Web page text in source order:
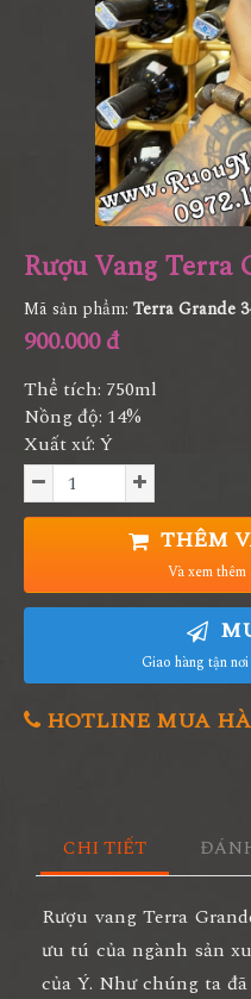
Rượu Vang Terra
Mã sản phẩm: Terra Grande
900.000 đ
Thể tích: 750ml
Nồng độ: 14%
Xuất xứ: Ý
THÊM
Và xem
Giao hàng tận
HOTLINE MUA
CHI TIẾT
Rượu vang Terra
ưu tú của ngành sản
của Ý. Như chúng ta